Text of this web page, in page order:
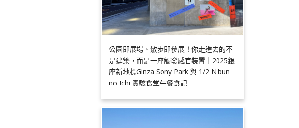
公園即展場、散步即參展！你走進去的不
是建築，而是一座觸發感官裝置｜2025銀
座新地標Ginza Sony Park 與 1/2 Nibun
no Ichi 實驗食堂午餐食記